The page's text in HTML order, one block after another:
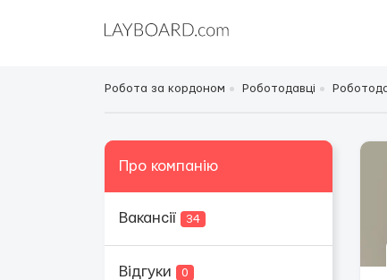
Робота за кордоном Роботодавці
Про компанію
Вакансії 34
Відгуки 0